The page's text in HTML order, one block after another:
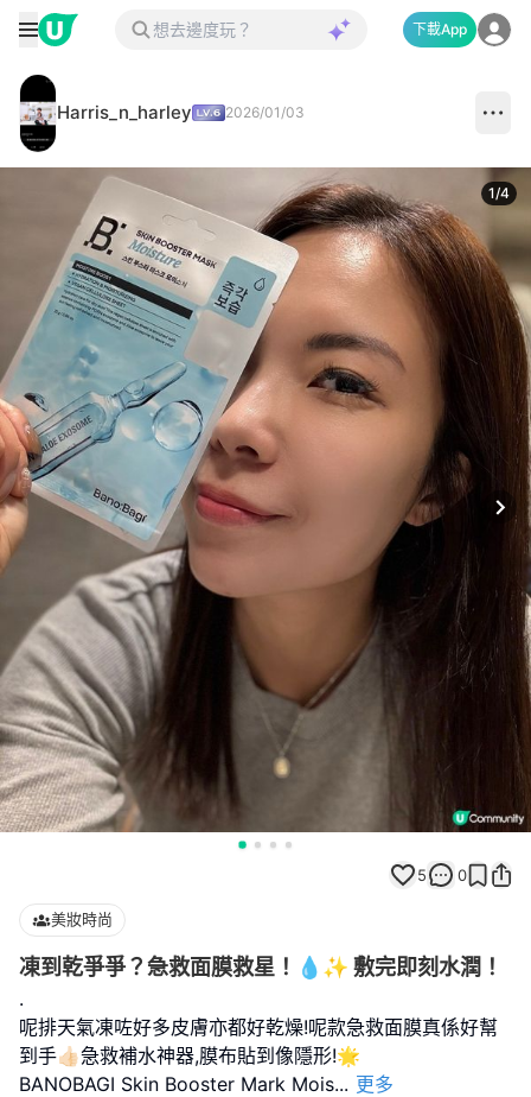
下載App
Harris_n_harley 2026/01/03
1/4
5 0
美妝時尚
凍到乾爭爭？急救面膜救星！💧✨ 敷完即刻水潤！
.
呢排天氣凍咗好多皮膚亦都好乾燥!呢款急救面膜真係好幫
到手👍🏻急救補水神器,膜布貼到像隱形!🌟
BANOBAGI Skin Booster Mark Mois... 更多